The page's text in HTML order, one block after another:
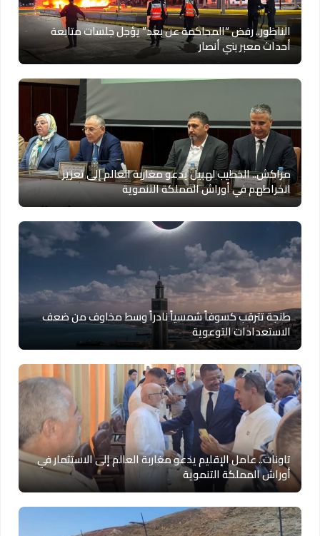
الناظور.. رفض “المحاكمة عن بعد” يؤجل جلسات متابعة
أحداث معبر بني أنصار
مراكش.. الخطيب لهبيل يدعو مغاربة العالم إلى تعزيز
انخراطهم في أوراش المملكة التنموية
طنجة تترقب كسوفاً شمسياً نادراً وسط مخاوف من ضعف
الاستعدادات التوعوية
تاونات.. عامل الإقليم يدعو مغاربة العالم إلى الاستثمار في
أوراش المملكة التنموية